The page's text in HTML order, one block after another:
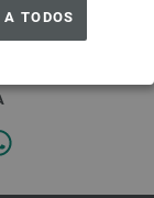
TODOS